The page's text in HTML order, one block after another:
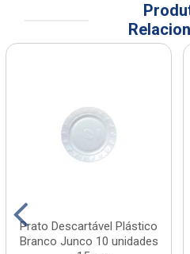
Prato Descartável Plástico
Branco Junco 10 unidades